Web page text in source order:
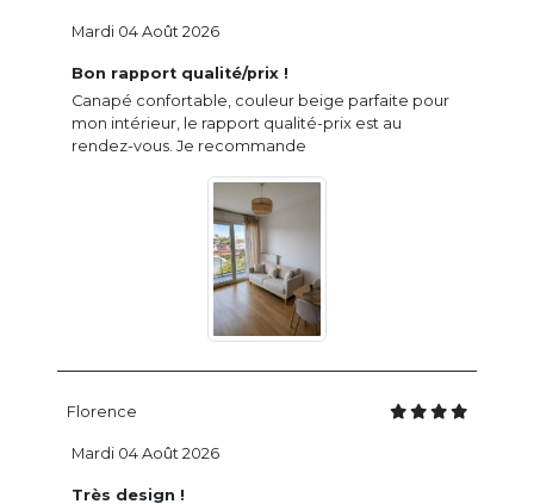
Bon rapport qualité/prix !
Canapé confortable, couleur beige parfaite pour
mon intérieur, le rapport qualité-prix est au
rendez-vous. Je recommande
Mardi 04 Août 2026
Florence
Très design !
Mardi 04 Août 2026